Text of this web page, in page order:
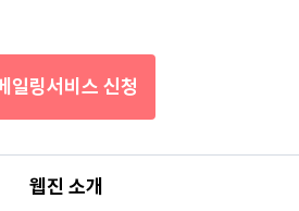
일링서비스 신청
웹진 소개